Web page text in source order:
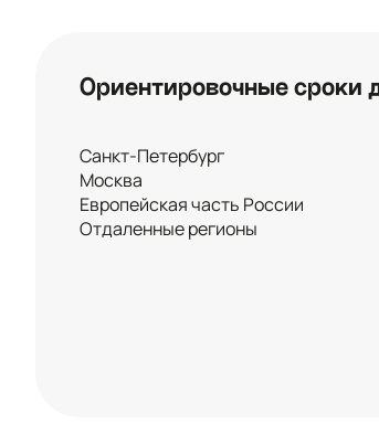
Ориентировочные сроки
Санкт-Петербург
Москва
Европейская часть России
Отдаленные регионы